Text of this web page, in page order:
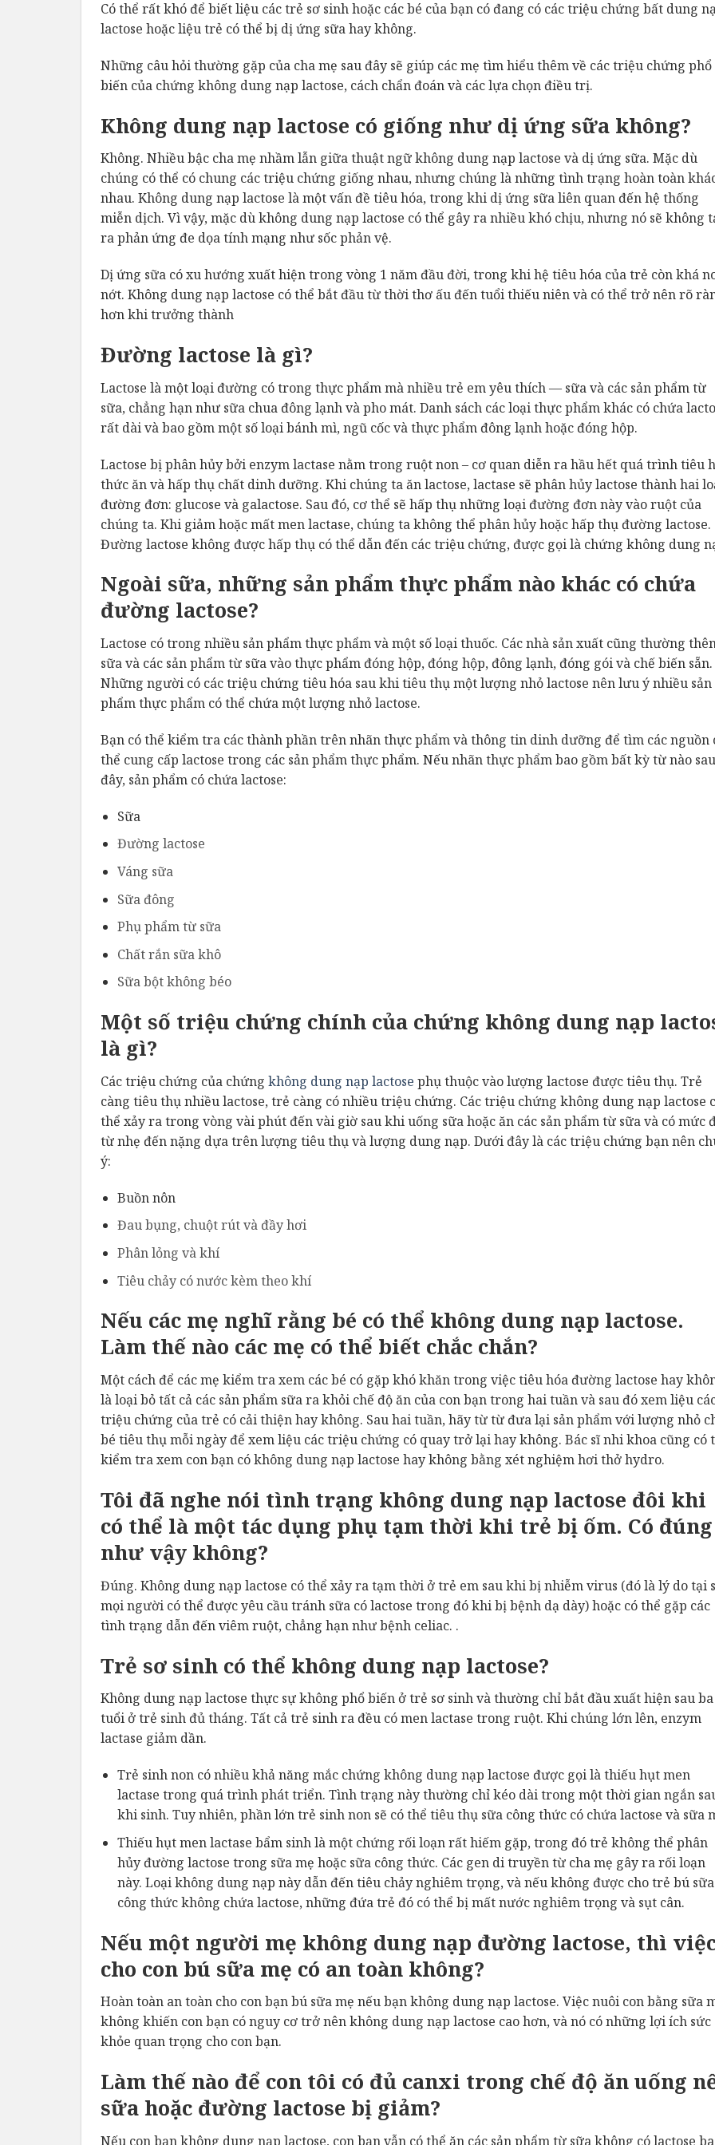
Có thể rất khó để biết liệu các trẻ sơ sinh hoặc các bé của bạn có đang có các triệu chứng bất dung
lactose hoặc liệu trẻ có thể bị dị ứng sữa hay không.
Những câu hỏi thường gặp của cha mẹ sau đây sẽ giúp các mẹ tìm hiểu thêm về các triệu chứng phổ
biến của chứng không dung nạp lactose, cách chẩn đoán và các lựa chọn điều trị.
Không dung nạp lactose có giống như dị ứng sữa không?
Không. Nhiều bậc cha mẹ nhầm lẫn giữa thuật ngữ không dung nạp lactose và dị ứng sữa. Mặc dù
chúng có thể có chung các triệu chứng giống nhau, nhưng chúng là những tình trạng hoàn toàn
nhau. Không dung nạp lactose là một vấn đề tiêu hóa, trong khi dị ứng sữa liên quan đến hệ thống
miễn dịch. Vì vậy, mặc dù không dung nạp lactose có thể gây ra nhiều khó chịu, nhưng nó sẽ không
ra phản ứng đe dọa tính mạng như sốc phản vệ.
Dị ứng sữa có xu hướng xuất hiện trong vòng 1 năm đầu đời, trong khi hệ tiêu hóa của trẻ còn khá
nớt. Không dung nạp lactose có thể bắt đầu từ thời thơ ấu đến tuổi thiếu niên và có thể trở nên rõ
hơn khi trưởng thành
Đường lactose là gì?
Lactose là một loại đường có trong thực phẩm mà nhiều trẻ em yêu thích — sữa và các sản phẩm từ
sữa, chẳng hạn như sữa chua đông lạnh và pho mát. Danh sách các loại thực phẩm khác có chứa
rất dài và bao gồm một số loại bánh mì, ngũ cốc và thực phẩm đông lạnh hoặc đóng hộp.
Lactose bị phân hủy bởi enzym lactase nằm trong ruột non – cơ quan diễn ra hầu hết quá trình tiêu
thức ăn và hấp thụ chất dinh dưỡng. Khi chúng ta ăn lactose, lactase sẽ phân hủy lactose thành hai
đường đơn: glucose và galactose. Sau đó, cơ thể sẽ hấp thụ những loại đường đơn này vào ruột của
chúng ta. Khi giảm hoặc mất men lactase, chúng ta không thể phân hủy hoặc hấp thụ đường lactose.
Đường lactose không được hấp thụ có thể dẫn đến các triệu chứng, được gọi là chứng không dung
Ngoài sữa, những sản phẩm thực phẩm nào khác có chứa
đường lactose?
Lactose có trong nhiều sản phẩm thực phẩm và một số loại thuốc. Các nhà sản xuất cũng thường
sữa và các sản phẩm từ sữa vào thực phẩm đóng hộp, đóng hộp, đông lạnh, đóng gói và chế biến sẵn.
Những người có các triệu chứng tiêu hóa sau khi tiêu thụ một lượng nhỏ lactose nên lưu ý nhiều sản
phẩm thực phẩm có thể chứa một lượng nhỏ lactose.
Bạn có thể kiểm tra các thành phần trên nhãn thực phẩm và thông tin dinh dưỡng để tìm các nguồn
thể cung cấp lactose trong các sản phẩm thực phẩm. Nếu nhãn thực phẩm bao gồm bất kỳ từ nào sau
đây, sản phẩm có chứa lactose:
Sữa
Đường lactose
Váng sữa
Sữa đông
Phụ phẩm từ sữa
Chất rắn sữa khô
Sữa bột không béo
Một số triệu chứng chính của chứng không dung nạp
là gì?
Các triệu chứng của chứng không dung nạp lactose phụ thuộc vào lượng lactose được tiêu thụ. Trẻ
càng tiêu thụ nhiều lactose, trẻ càng có nhiều triệu chứng. Các triệu chứng không dung nạp lactose
thể xảy ra trong vòng vài phút đến vài giờ sau khi uống sữa hoặc ăn các sản phẩm từ sữa và có mức
từ nhẹ đến nặng dựa trên lượng tiêu thụ và lượng dung nạp. Dưới đây là các triệu chứng bạn nên
ý:
Buồn nôn
Đau bụng, chuột rút và đầy hơi
Phân lỏng và khí
Tiêu chảy có nước kèm theo khí
Nếu các mẹ nghĩ rằng bé có thể không dung nạp lactose.
Làm thế nào các mẹ có thể biết chắc chắn?
Một cách để các mẹ kiểm tra xem các bé có gặp khó khăn trong việc tiêu hóa đường lactose hay
là loại bỏ tất cả các sản phẩm sữa ra khỏi chế độ ăn của con bạn trong hai tuần và sau đó xem liệu
triệu chứng của trẻ có cải thiện hay không. Sau hai tuần, hãy từ từ đưa lại sản phẩm với lượng nhỏ
bé tiêu thụ mỗi ngày để xem liệu các triệu chứng có quay trở lại hay không. Bác sĩ nhi khoa cũng có
kiểm tra xem con bạn có không dung nạp lactose hay không bằng xét nghiệm hơi thở hydro.
Tôi đã nghe nói tình trạng không dung nạp lactose đôi khi
có thể là một tác dụng phụ tạm thời khi trẻ bị ốm. Có đúng
như vậy không?
Đúng. Không dung nạp lactose có thể xảy ra tạm thời ở trẻ em sau khi bị nhiễm virus (đó là lý do tại
mọi người có thể được yêu cầu tránh sữa có lactose trong đó khi bị bệnh dạ dày) hoặc có thể gặp các
tình trạng dẫn đến viêm ruột, chẳng hạn như bệnh celiac. .
Trẻ sơ sinh có thể không dung nạp lactose?
Không dung nạp lactose thực sự không phổ biến ở trẻ sơ sinh và thường chỉ bắt đầu xuất hiện sau ba
tuổi ở trẻ sinh đủ tháng. Tất cả trẻ sinh ra đều có men lactase trong ruột. Khi chúng lớn lên, enzym
lactase giảm dần.
Trẻ sinh non có nhiều khả năng mắc chứng không dung nạp lactose được gọi là thiếu hụt men
lactase trong quá trình phát triển. Tình trạng này thường chỉ kéo dài trong một thời gian ngắn
khi sinh. Tuy nhiên, phần lớn trẻ sinh non sẽ có thể tiêu thụ sữa công thức có chứa lactose và sữa
Thiếu hụt men lactase bẩm sinh là một chứng rối loạn rất hiếm gặp, trong đó trẻ không thể phân
hủy đường lactose trong sữa mẹ hoặc sữa công thức. Các gen di truyền từ cha mẹ gây ra rối loạn
này. Loại không dung nạp này dẫn đến tiêu chảy nghiêm trọng, và nếu không được cho trẻ bú sữa
công thức không chứa lactose, những đứa trẻ đó có thể bị mất nước nghiêm trọng và sụt cân.
Nếu một người mẹ không dung nạp đường lactose, thì
cho con bú sữa mẹ có an toàn không?
Hoàn toàn an toàn cho con bạn bú sữa mẹ nếu bạn không dung nạp lactose. Việc nuôi con bằng sữa
không khiến con bạn có nguy cơ trở nên không dung nạp lactose cao hơn, và nó có những lợi ích sức
khỏe quan trọng cho con bạn.
Làm thế nào để con tôi có đủ canxi trong chế độ ăn uống
sữa hoặc đường lactose bị giảm?
Nếu con bạn không dung nạp lactose, con bạn vẫn có thể ăn các sản phẩm từ sữa không có lactose